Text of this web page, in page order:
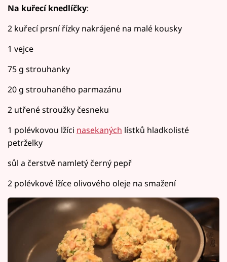
Na kuřecí knedlíčky:
2 kuřecí prsní řízky nakrájené na malé kousky
1 vejce
75 g strouhanky
20 g strouhaného parmazánu
2 utřené stroužky česneku
1 polévkovou lžíci nasekaných lístků hladkolisté
petrželky
sůl a čerstvě namletý černý pepř
2 polévkové lžíce olivového oleje na smažení